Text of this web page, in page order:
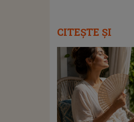
CITEȘTE ȘI